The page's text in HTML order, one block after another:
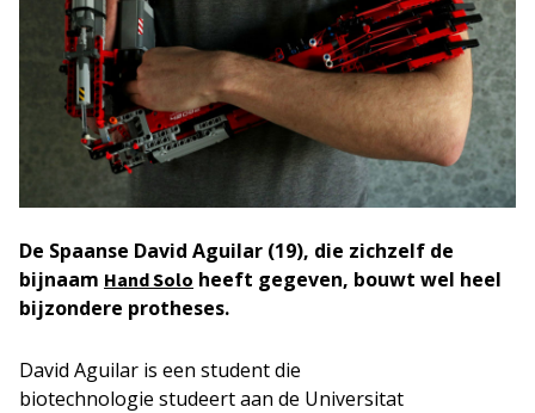
De Spaanse David Aguilar (19), die zichzelf de
bijnaam Hand Solo heeft gegeven, bouwt wel heel
bijzondere protheses.
David Aguilar is een student die
biotechnologie studeert aan de Universitat